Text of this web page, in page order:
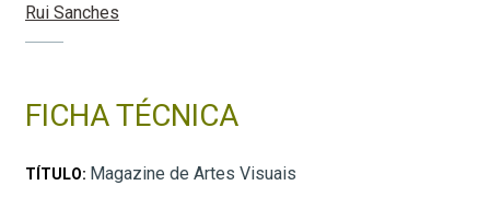
Rui Sanches
FICHA TÉCNICA
TÍTULO: Magazine de Artes Visuais